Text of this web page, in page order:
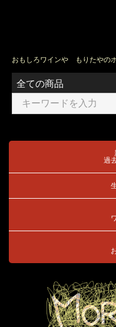
おもしろワインや もりたやの
過